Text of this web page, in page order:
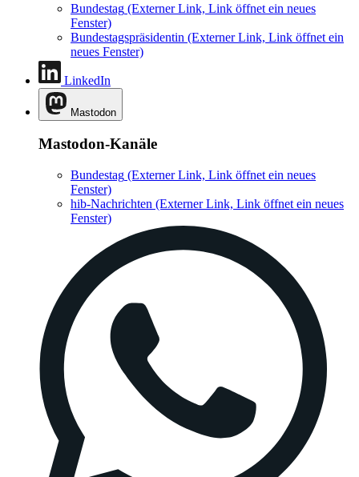
Bundestag (Externer Link, Link öffnet ein neues
Fenster)
Bundestagspräsidentin (Externer Link, Link öffnet ein
neues Fenster)
LinkedIn
Mastodon
Mastodon-Kanäle
Bundestag (Externer Link, Link öffnet ein neues
Fenster)
hib-Nachrichten (Externer Link, Link öffnet ein neues
Fenster)